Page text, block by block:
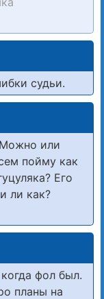
судьи.
Можно или
пойму как
Его
ли как?
фол был.
планы на